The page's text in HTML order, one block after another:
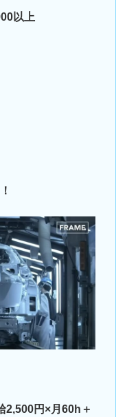
以上
2,500円×月60h＋